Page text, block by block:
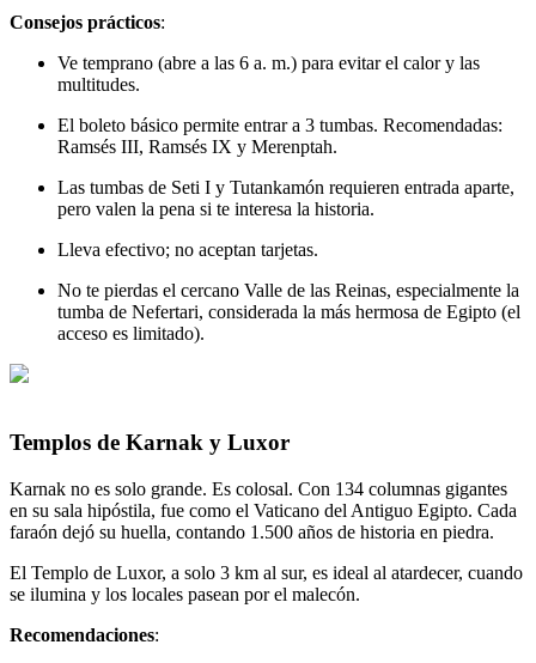
Consejos prácticos:
Ve temprano (abre a las 6 a. m.) para evitar el calor y las
multitudes.
El boleto básico permite entrar a 3 tumbas. Recomendadas:
Ramsés III, Ramsés IX y Merenptah.
Las tumbas de Seti I y Tutankamón requieren entrada aparte,
pero valen la pena si te interesa la historia.
Lleva efectivo; no aceptan tarjetas.
No te pierdas el cercano Valle de las Reinas, especialmente la
tumba de Nefertari, considerada la más hermosa de Egipto (el
acceso es limitado).
Templos de Karnak y Luxor
Karnak no es solo grande. Es colosal. Con 134 columnas gigantes
en su sala hipóstila, fue como el Vaticano del Antiguo Egipto. Cada
faraón dejó su huella, contando 1.500 años de historia en piedra.
El Templo de Luxor, a solo 3 km al sur, es ideal al atardecer, cuando
se ilumina y los locales pasean por el malecón.
Recomendaciones: